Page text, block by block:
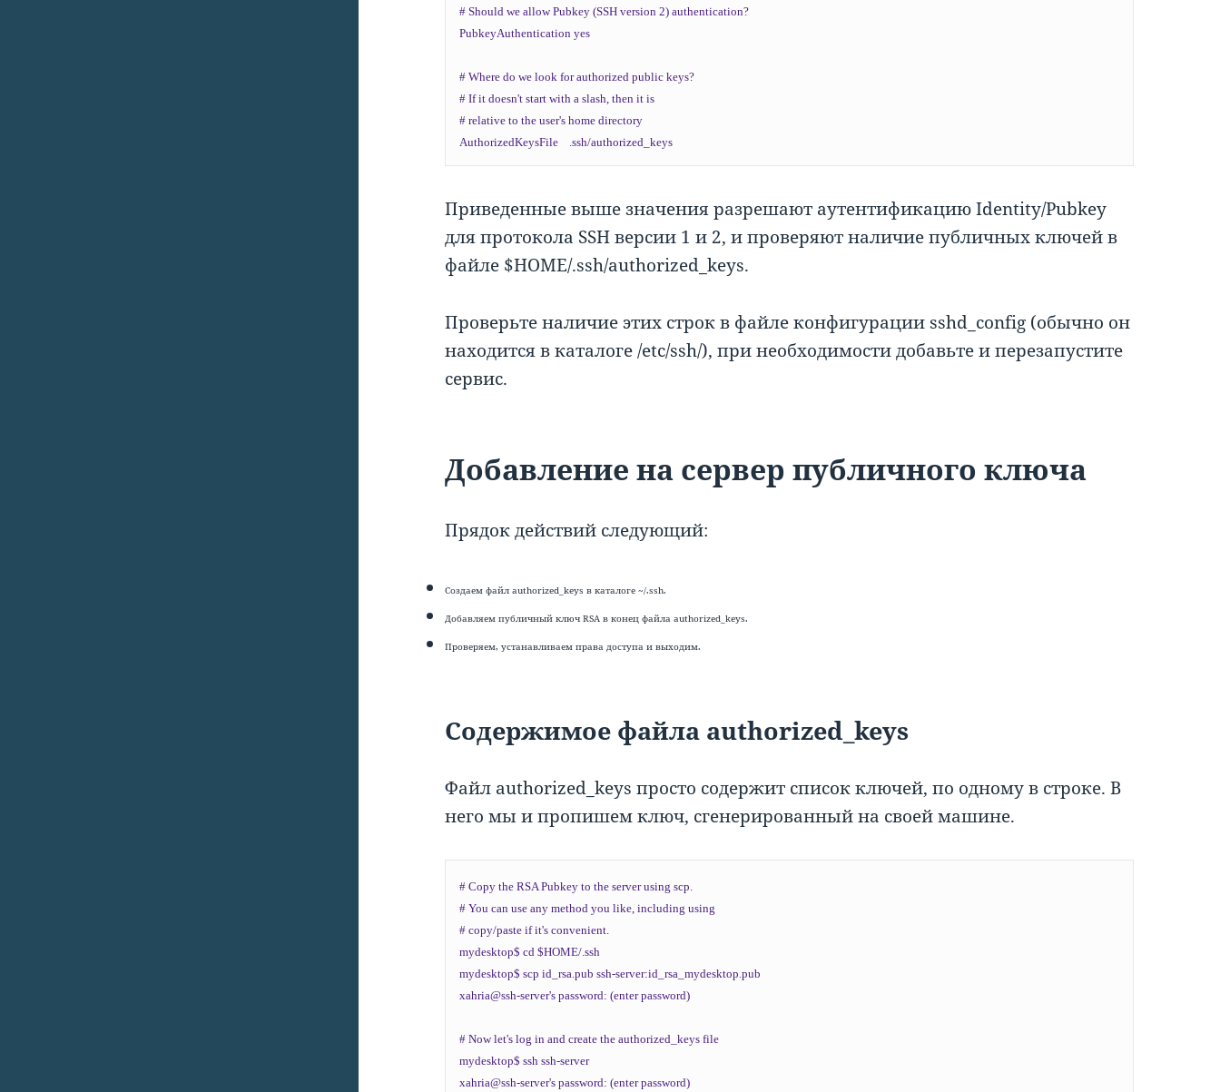
# Should we allow Pubkey (SSH version 2) authentication?
PubkeyAuthentication yes
# Where do we look for authorized public keys?
# If it doesn't start with a slash, then it is
# relative to the user's home directory
Приведенные выше значения разрешают аутентификацию Identity/Pubkey
для протокола SSH версии 1 и 2, и проверяют наличие публичных ключей в
файле $HOME/.ssh/authorized_keys.
Проверьте наличие этих строк в файле конфигурации sshd_config (обычно он
находится в каталоге /etc/ssh/), при необходимости добавьте и перезапустите
сервис.
Добавление на сервер публичного ключа
Прядок действий следующий:
Создаем файл authorized_keys в каталоге ~/.ssh.
Добавляем публичный ключ RSA в конец файла authorized_keys.
Проверяем, устанавливаем права доступа и выходим.
Содержимое файла authorized_keys
Файл authorized_keys просто содержит список ключей, по одному в строке. В
него мы и пропишем ключ, сгенерированный на своей машине.
# Copy the RSA Pubkey to the server using scp.
# You can use any method you like, including using
# copy/paste if it's convenient.
mydesktop$ cd $HOME/.ssh
mydesktop$ scp id_rsa.pub ssh-server:id_rsa_mydesktop.pub
xahria@ssh-server's password: (enter password)
# Now let's log in and create the authorized_keys file
mydesktop$ ssh ssh-server
xahria@ssh-server's password: (enter password)